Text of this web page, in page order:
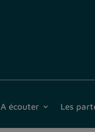
A écouter Les